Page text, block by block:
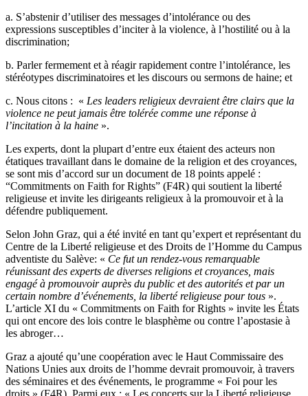
a. S’abstenir d’utiliser des messages d’intolérance ou des
expressions susceptibles d’inciter à la violence, à l’hostilité ou à la
discrimination;
b. Parler fermement et à réagir rapidement contre l’intolérance, les
stéréotypes discriminatoires et les discours ou sermons de haine; et
c. Nous citons : « Les leaders religieux devraient être clairs que la
violence ne peut jamais être tolérée comme une réponse à
l’incitation à la haine ».
Les experts, dont la plupart d’entre eux étaient des acteurs non
étatiques travaillant dans le domaine de la religion et des croyances,
se sont mis d’accord sur un document de 18 points appelé :
“Commitments on Faith for Rights” (F4R) qui soutient la liberté
religieuse et invite les dirigeants religieux à la promouvoir et à la
défendre publiquement.
Selon John Graz, qui a été invité en tant qu’expert et représentant du
Centre de la Liberté religieuse et des Droits de l’Homme du Campus
adventiste du Salève: « Ce fut un rendez-vous remarquable
réunissant des experts de diverses religions et croyances, mais
engagé à promouvoir auprès du public et des autorités et par un
certain nombre d’événements, la liberté religieuse pour tous ».
L’article XI du « Commitments on Faith for Rights » invite les États
qui ont encore des lois contre le blasphème ou contre l’apostasie à
les abroger…
Graz a ajouté qu’une coopération avec le Haut Commissaire des
Nations Unies aux droits de l’homme devrait promouvoir, à travers
des séminaires et des événements, le programme « Foi pour les
droits » (F4R). Parmi eux : « Les concerts sur la Liberté religieuse,